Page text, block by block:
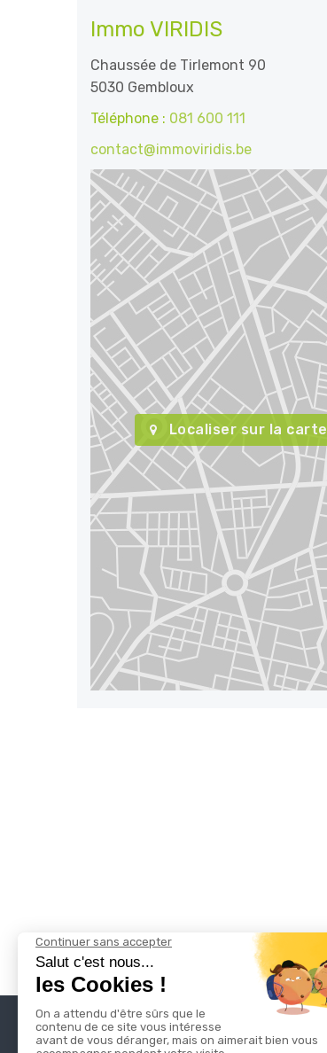
Immo VIRIDIS
Chaussée de Tirlemont 90
5030 Gembloux
Téléphone : 081 600 111
contact@immoviridis.be
Localiser sur la carte